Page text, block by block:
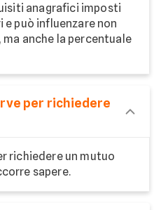
anagrafici imposti
può influenzare non
anche la percentuale
per richiedere
richiedere un mutuo
sapere.